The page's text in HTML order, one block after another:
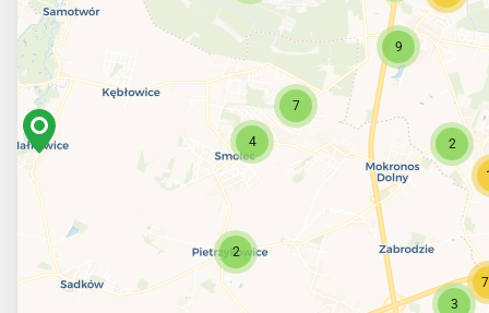
2
9
3
7
4
2